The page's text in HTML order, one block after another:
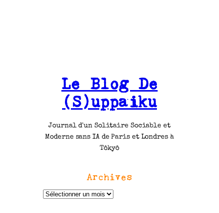
Le Blog De
(S)uppaiku
Journal d'un Solitaire Sociable et
Moderne sans IA de Paris et Londres à
Tôkyô
Archives
A